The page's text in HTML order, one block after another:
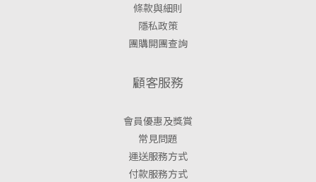
條款與細則
隱私政策
團購開團查詢
顧客服務
會員優惠及獎賞
常見問題
運送服務方式
付款服務方式